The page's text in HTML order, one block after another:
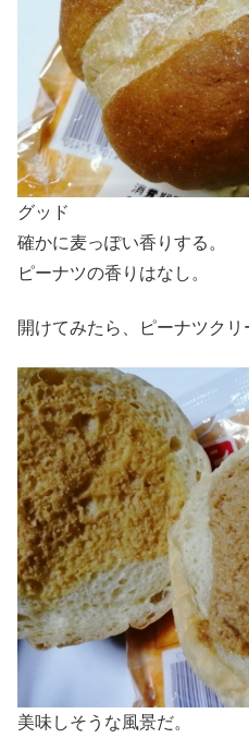
グッド
確かに麦っぽい香りする。
ピーナツの香りはなし。
開けてみたら、ピーナツクリ
美味しそうな風景だ。